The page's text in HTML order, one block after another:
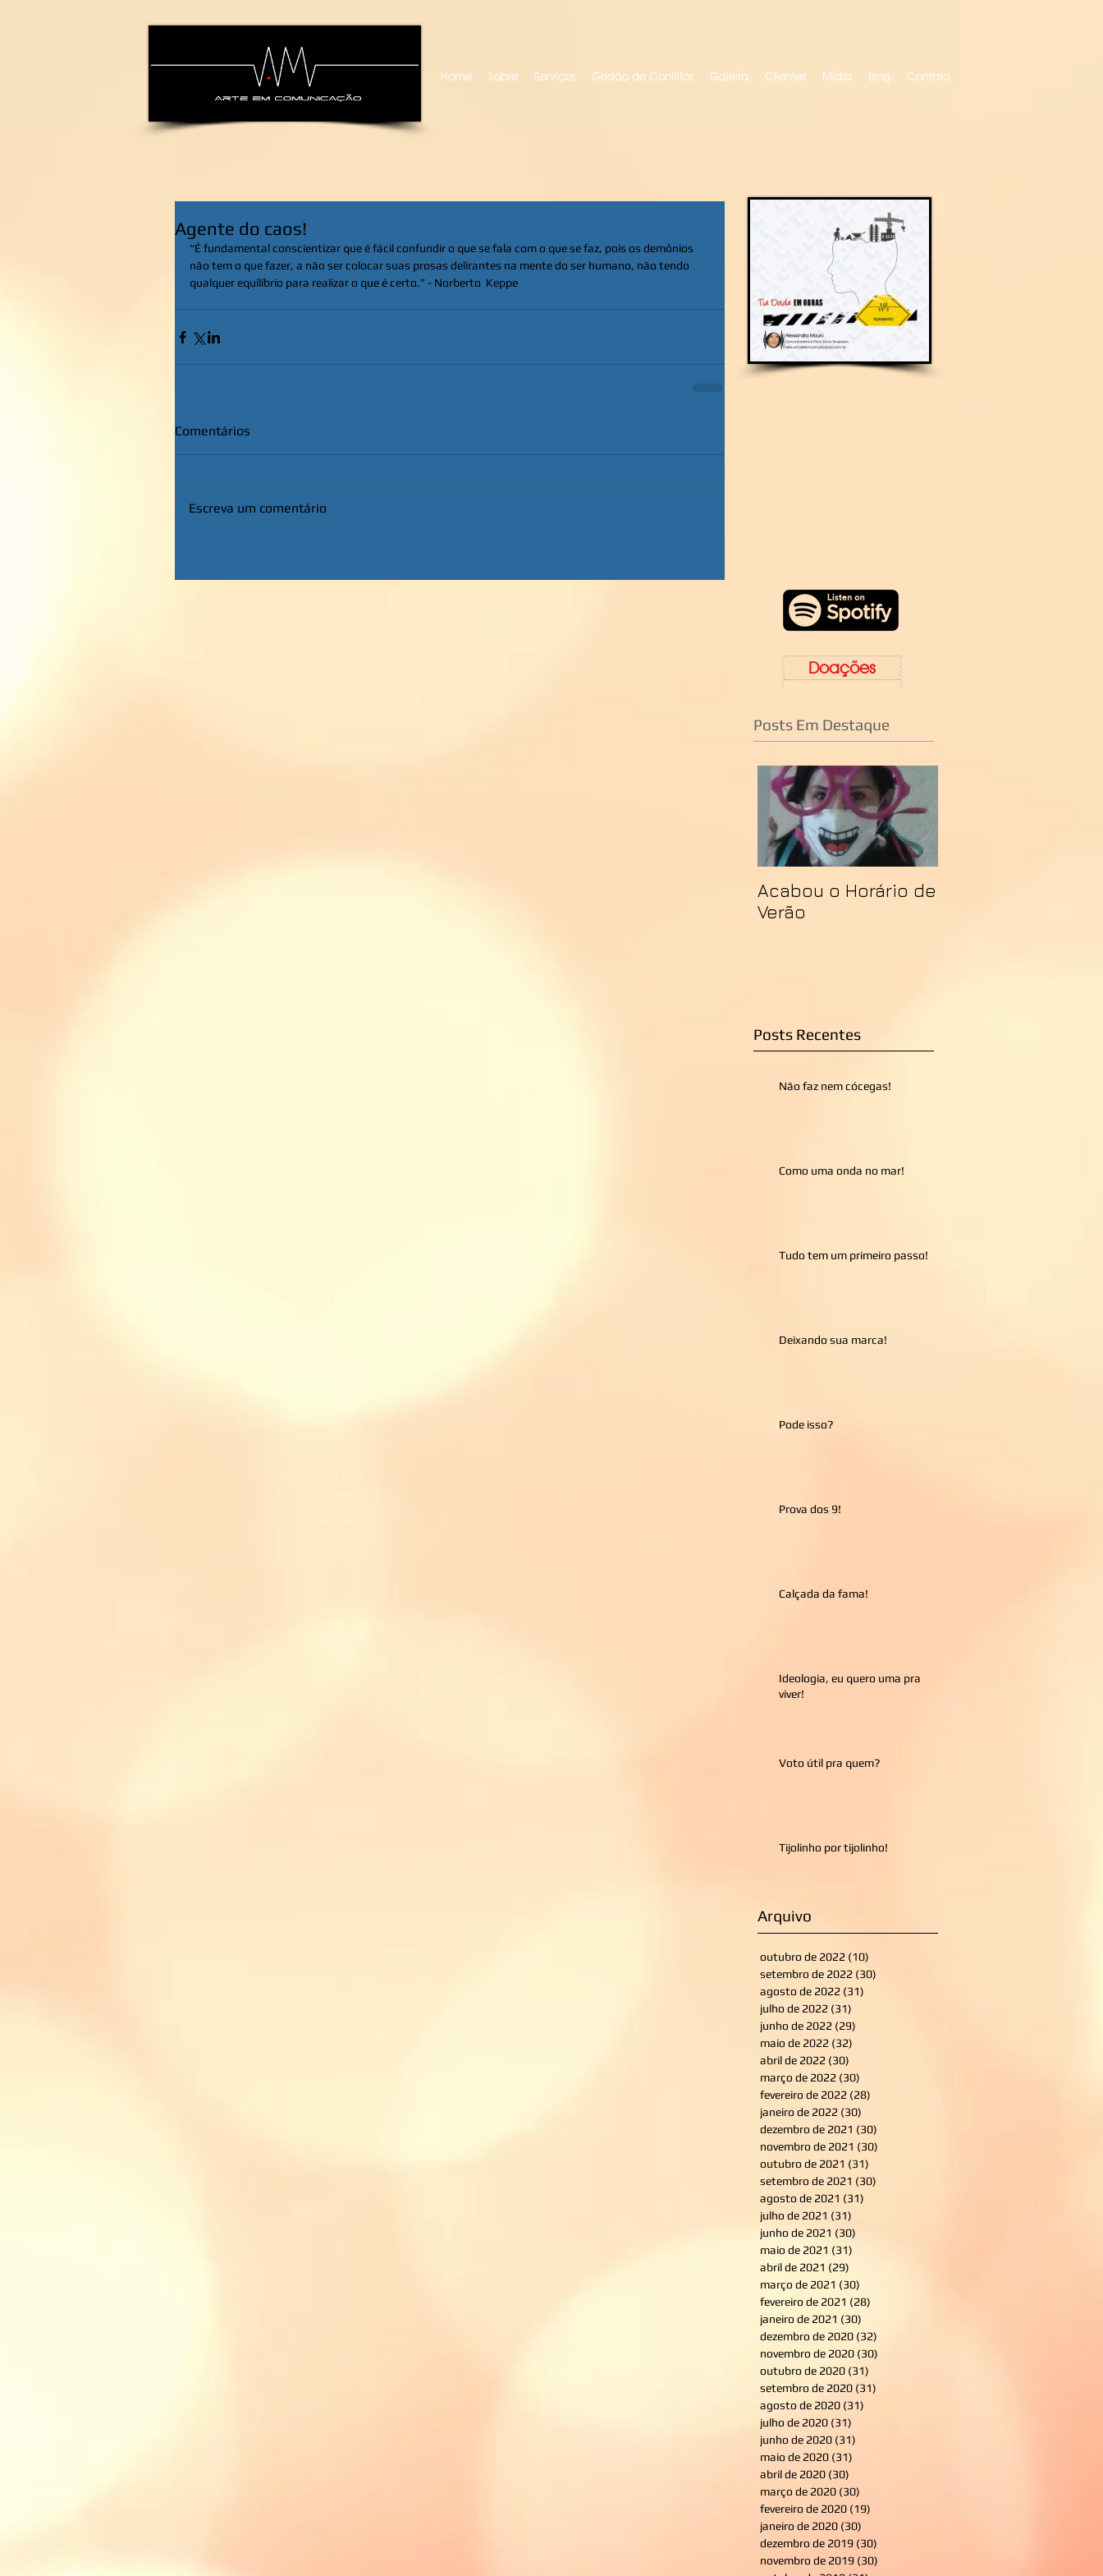
Home Sobre Serviços Gestão de Conflitos Galeria Clientes Mídia Blog Contato
Agente do caos!
“É fundamental conscientizar que é fácil confundir o que se fala com o que se faz, pois os demônios
não tem o que fazer, a não ser colocar suas prosas delirantes na mente do ser humano, não tendo
qualquer equilíbrio para realizar o que é certo.” - Norberto  Keppe
Comentários
Escreva um comentário
Doações
Posts Em Destaque
Acabou o Horário de
Verão
Posts Recentes
Não faz nem cócegas!
Como uma onda no mar!
Tudo tem um primeiro passo!
Deixando sua marca!
Pode isso?
Prova dos 9!
Calçada da fama!
Ideologia, eu quero uma pra
viver!
Voto útil pra quem?
Tijolinho por tijolinho!
Arquivo
outubro de 2022 (10)
setembro de 2022 (30)
agosto de 2022 (31)
julho de 2022 (31)
junho de 2022 (29)
maio de 2022 (32)
abril de 2022 (30)
março de 2022 (30)
fevereiro de 2022 (28)
janeiro de 2022 (30)
dezembro de 2021 (30)
novembro de 2021 (30)
outubro de 2021 (31)
setembro de 2021 (30)
agosto de 2021 (31)
julho de 2021 (31)
junho de 2021 (30)
maio de 2021 (31)
abril de 2021 (29)
março de 2021 (30)
fevereiro de 2021 (28)
janeiro de 2021 (30)
dezembro de 2020 (32)
novembro de 2020 (30)
outubro de 2020 (31)
setembro de 2020 (31)
agosto de 2020 (31)
julho de 2020 (31)
junho de 2020 (31)
maio de 2020 (31)
abril de 2020 (30)
março de 2020 (30)
fevereiro de 2020 (19)
janeiro de 2020 (30)
dezembro de 2019 (30)
novembro de 2019 (30)